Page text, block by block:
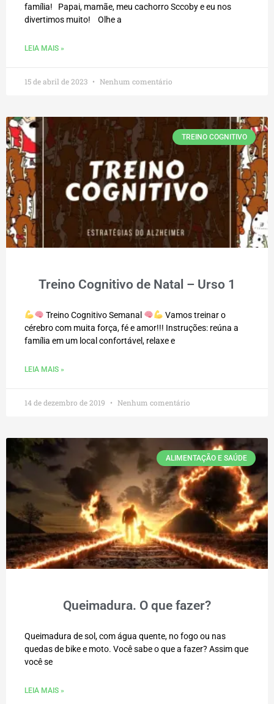
família! Papai, mamãe, meu cachorro Sccoby e eu nos
divertimos muito! Olhe a
LEIA MAIS »
15 de abril de 2023 Nenhum comentário
TREINO COGNITIVO
Treino Cognitivo de Natal – Urso 1
Treino Cognitivo Semanal
Vamos treinar o
cérebro com muita força, fé e amor!!! Instruções: reúna a
família em um local confortável, relaxe e
LEIA MAIS »
14 de dezembro de 2019 Nenhum comentário
ALIMENTAÇÃO E SAÚDE
Queimadura. O que fazer?
Queimadura de sol, com água quente, no fogo ou nas
quedas de bike e moto. Você sabe o que a fazer? Assim que
você se
LEIA MAIS »